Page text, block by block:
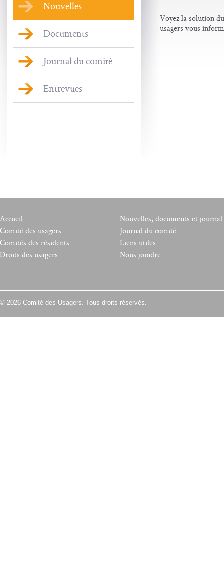
Nouvelles
Documents
Journal du comité
Entrevues
Voyez la solution
usagers vous
Accueil
Comité des usagers
Comités des résidents
Droits des usagers
Nouvelles, documents et journal
Journal du comité
Liens utiles
Nous joindre
© 2026 Comité des Usagers. Tous droits réservés.